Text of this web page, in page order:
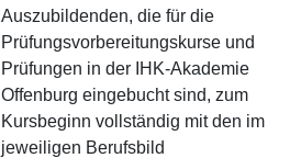
Auszubildenden, die für die
Prüfungsvorbereitungskurse und
Prüfungen in der IHK-Akademie
Offenburg eingebucht sind, zum
Kursbeginn vollständig mit den im
jeweiligen Berufsbild